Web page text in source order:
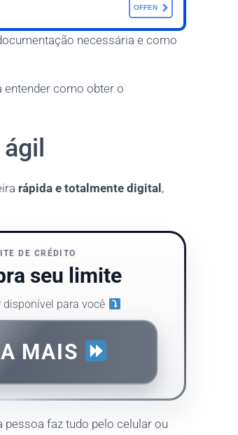
OFFEN
necessária e como
entender como obter o
rápida e totalmente digital ,
DE CRÉDITO
seu limite
disponível para você
MAIS
pessoa faz tudo pelo celular ou